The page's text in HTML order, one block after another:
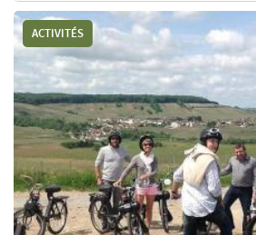
ACTIVITÉS